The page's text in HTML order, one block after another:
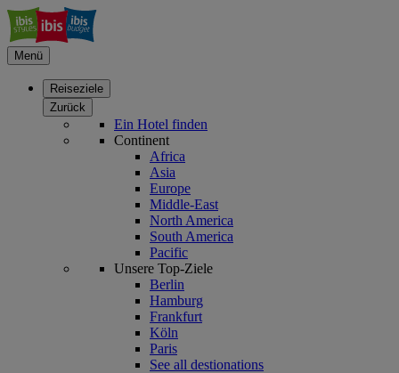
Menü
Reiseziele
Zurück
Ein Hotel finden
Continent
Africa
Asia
Europe
Middle-East
North America
South America
Pacific
Unsere Top-Ziele
Berlin
Hamburg
Frankfurt
Köln
Paris
See all destionations